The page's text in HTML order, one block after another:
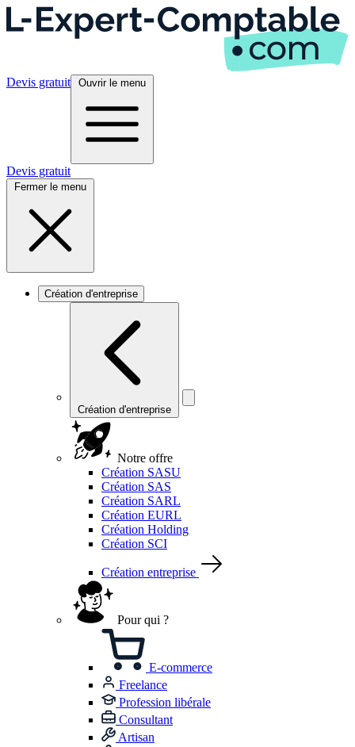
Devis gratuit Ouvrir le menu
Devis gratuit
Fermer le menu
Création d'entreprise
Création d'entreprise
Notre offre
Création SASU
Création SAS
Création SARL
Création EURL
Création Holding
Création SCI
Création entreprise
Pour qui ?
E-commerce
Freelance
Profession libérale
Consultant
Artisan